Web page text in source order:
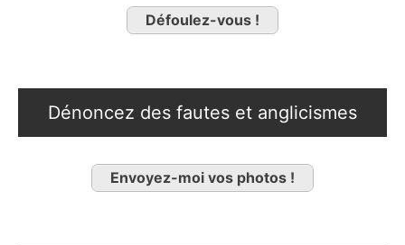
Défoulez-vous !
Dénoncez des fautes et anglicismes
Envoyez-moi vos photos !